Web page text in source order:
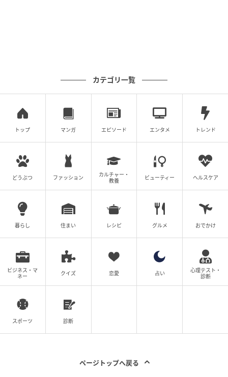
劇場で存分にお楽しみください。
■宅麻伸（ダンジョー役）
福田監督とはヨシヒコ以降も何本か呼んでいただきま
佐藤二朗、福田監督のお顔も見ることができ、本当に
久々に仲間と会えた嬉しさがありました。久々でした
がいつも通り、低い声で…何〜って感じのダンジョ
ー。変わらん。本編、『勇者ヨシヒコ』『変態仮面』
『銀魂』『ケロロ軍曹』4倍の馬鹿馬鹿しさで楽しんで
ください
■鈴木亮平（HK役）
10年ぶりに変態仮面を演じられたことは、私にとって
この上ない幸せでした。しかもあのヨシヒコさんご一
行と共闘させていただけるなんて。久しぶりの変身、
久しぶりの雄叫び、久しぶりの「おいなりさん」。収
正義の心を思い出させてくれたケロロ軍曹に、心より
カテゴリ一覧
トップ マンガ エピソード エンタメ トレンド
どうぶつ ファッション
カルチャー・
教養
ビューティー ヘルスケア
暮らし 住まい レシピ グルメ おでかけ
ビジネス・マ
ネー
クイズ 恋愛 占い
心理テスト・
診断
スポーツ 診断
ページトップへ戻る